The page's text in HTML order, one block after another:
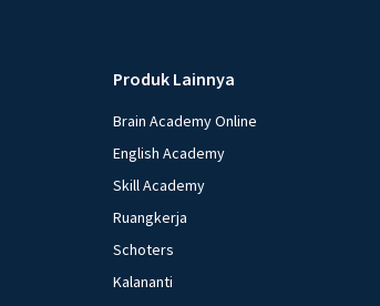
Produk Lainnya
Brain Academy Online
English Academy
Skill Academy
Ruangkerja
Schoters
Kalananti